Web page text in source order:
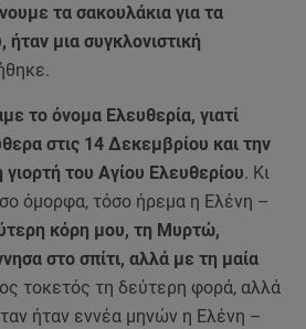
τα σακουλάκια για τα
μια συγκλονιστική
το όνομα Ελευθερία, γιατί
στις 14 Δεκεμβρίου και την
του Αγίου Ελευθερίου. Κι
όμορφα, τόσο ήρεμα η Ελένη –
κόρη μου, τη Μυρτώ,
στο σπίτι, αλλά με τη μαία
τοκετός τη δεύτερη φορά, αλλά
ήταν εννέα μηνών η Ελένη –